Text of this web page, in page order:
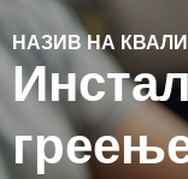
НАЗИВ НА